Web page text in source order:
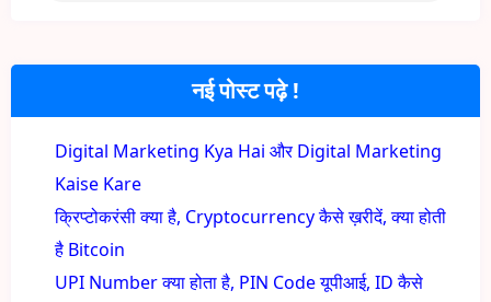
नई पोस्ट पढ़े !
Digital Marketing Kya Hai और Digital Marketing
Kaise Kare
क्रिप्टोकरंसी क्या है, Cryptocurrency कैसे ख़रीदें, क्या होती
है Bitcoin
UPI Number क्या होता है, PIN Code यूपीआई, ID कैसे